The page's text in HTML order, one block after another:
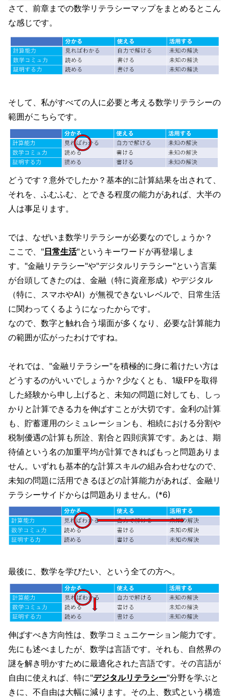
さて、前章までの数学リテラシーマップをまとめるとこん
な感じです。
そして、私がすべての人に必要と考える数学リテラシーの
範囲がこちらです。
どうです？意外でしたか？基本的に計算結果を出されて、
それを、ふむふむ、とできる程度の能力があれば、大半の
人は事足ります。
では、なぜいま数学リテラシーが必要なのでしょうか？
ここで、"日常生活"というキーワードが再登場しま
す。"金融リテラシー"や"デジタルリテラシー"という言葉
が台頭してきたのは、金融（特に資産形成）やデジタル
（特に、スマホやAI）が無視できないレベルで、日常生活
に関わってくるようになったからです。
なので、数字と触れ合う場面が多くなり、必要な計算能力
の範囲が広がったわけですね。
それでは、"金融リテラシー"を積極的に身に着けたい方は
どうするのがいいでしょうか？少なくとも、1級FPを取得
した経験から申し上げると、未知の問題に対しても、しっ
かりと計算できる力を伸ばすことが大切です。金利の計算
も、貯蓄運用のシミュレーションも、相続における分割や
税制優遇の計算も所詮、割合と四則演算です。あとは、期
待値という名の加重平均が計算できればもっと問題ありま
せん。いずれも基本的な計算スキルの組み合わせなので、
未知の問題に活用できるほどの計算能力があれば、金融リ
テラシーサイドからは問題ありません。(*6)
最後に、数学を学びたい、という全ての方へ。
伸ばすべき方向性は、数学コミュニケーション能力です。
先にも述べましたが、数学は言語です。それも、自然界の
謎を解き明かすために最適化された言語です。その言語が
自由に使えれば、特に"デジタルリテラシー"分野を学ぶと
きに、不自由は大幅に減ります。その上、数式という構造